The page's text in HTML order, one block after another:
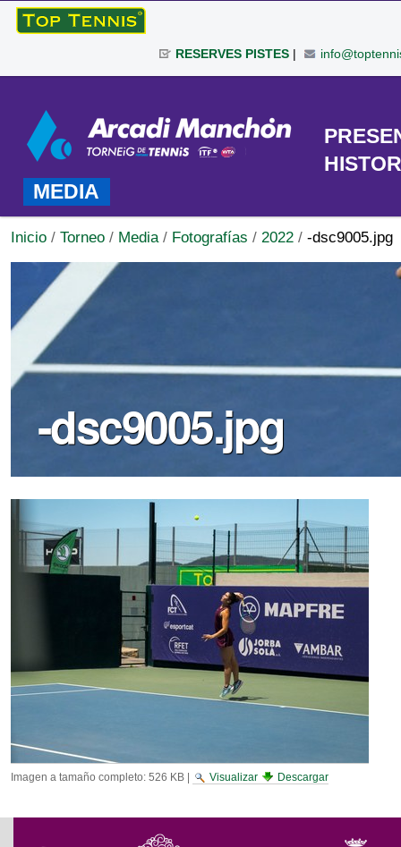
Cambiar
|
navegación
RESERVES PISTES|
Personales
TORNEO
MEDIA
Inicio / Torneo / Media / Fotografías / 2022 / -dsc9005.jpg
-dsc9005.jpg
Imagen a tamaño completo: 526 KB| Visualizar Descargar